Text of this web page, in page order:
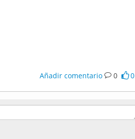
Añadir comentario 0 0